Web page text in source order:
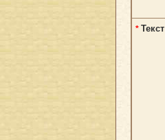
* Текст